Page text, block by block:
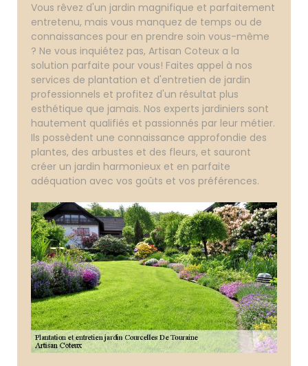
Vous rêvez d'un jardin magnifique et parfaitement
entretenu, mais vous manquez de temps ou de
connaissances pour en prendre soin vous-même
? Ne vous inquiétez pas, Artisan Coteux a la
solution parfaite pour vous! Faites appel à nos
services de plantation et d'entretien de jardin
professionnels et profitez d'un résultat plus
esthétique que jamais. Nos experts jardiniers sont
hautement qualifiés et passionnés par leur métier.
Ils possèdent une connaissance approfondie des
plantes, des arbustes et des fleurs, et sauront
créer un jardin harmonieux et en parfaite
adéquation avec vos goûts et vos préférences.